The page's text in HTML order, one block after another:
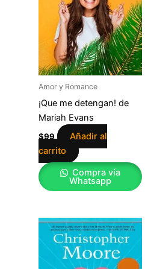
Amor y Romance
¡Que me detengan! de
Mariah Evans
$99
Añadir al
carrito
Compra vía
Whatsapp